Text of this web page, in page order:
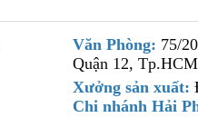
Văn Phòng: 75/
Quận 12, Tp.HCM
Xưởng sản xuất:
Chi nhánh Hải